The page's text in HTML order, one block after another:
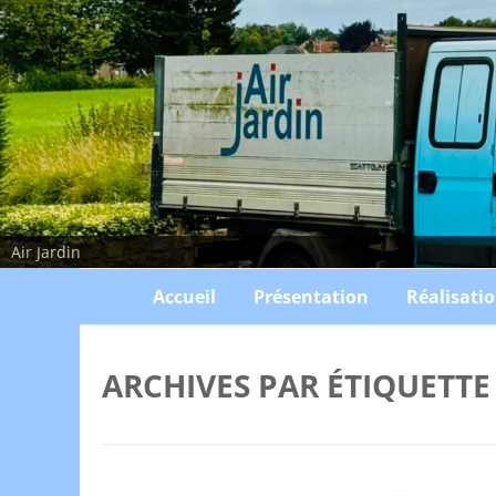
Air Jardin
Accueil Présentation
ARCHIVES PAR